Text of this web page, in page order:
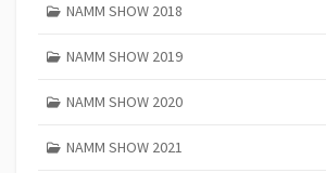
NAMM SHOW 2018
NAMM SHOW 2019
NAMM SHOW 2020
NAMM SHOW 2021